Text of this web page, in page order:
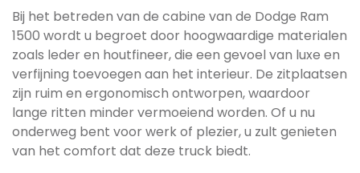
Bij het betreden van de cabine van de Dodge Ram
1500 wordt u begroet door hoogwaardige materialen
zoals leder en houtfineer, die een gevoel van luxe en
verfijning toevoegen aan het interieur. De zitplaatsen
zijn ruim en ergonomisch ontworpen, waardoor
lange ritten minder vermoeiend worden. Of u nu
onderweg bent voor werk of plezier, u zult genieten
van het comfort dat deze truck biedt.